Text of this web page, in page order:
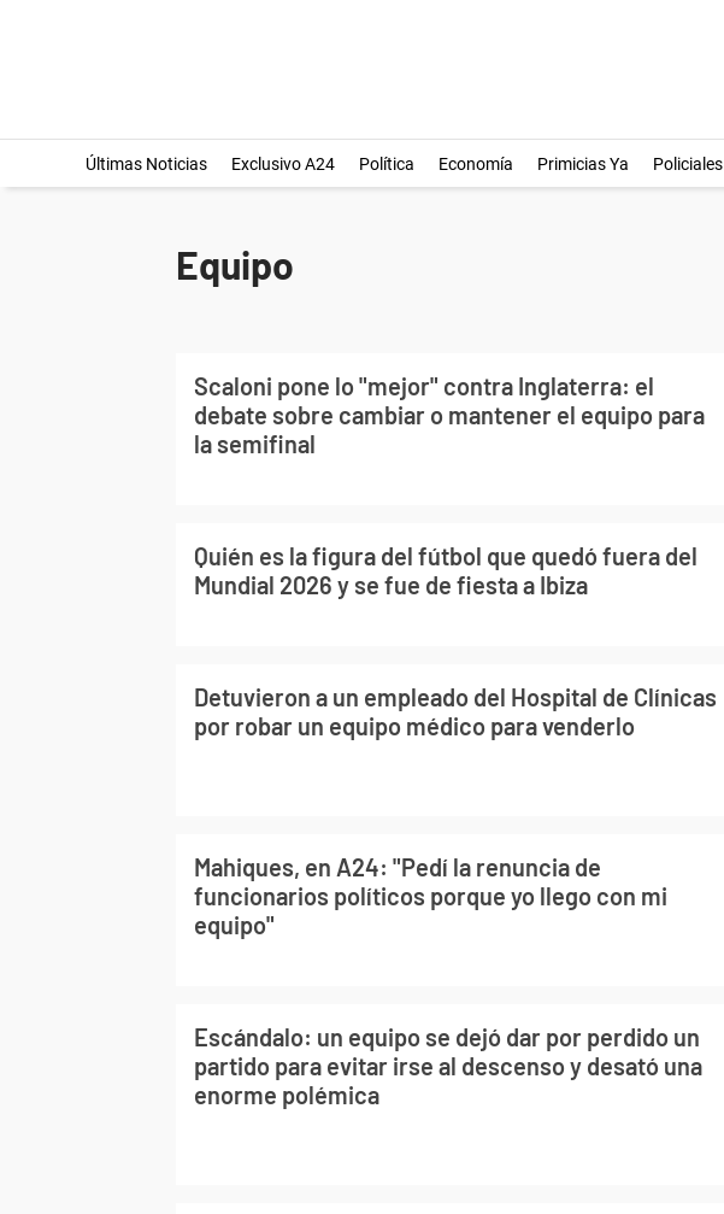
Últimas Noticias Exclusivo A24 Política Economía Primicias Ya Policiales
Equipo
Scaloni pone lo "mejor" contra Inglaterra: el
debate sobre cambiar o mantener el equipo para
la semifinal
Quién es la figura del fútbol que quedó fuera del
Mundial 2026 y se fue de fiesta a Ibiza
Detuvieron a un empleado del Hospital de Clínicas
por robar un equipo médico para venderlo
Mahiques, en A24: "Pedí la renuncia de
funcionarios políticos porque yo llego con mi
equipo"
Escándalo: un equipo se dejó dar por perdido un
partido para evitar irse al descenso y desató una
enorme polémica